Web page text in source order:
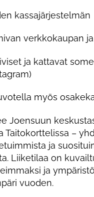
ja
kattavat
myös
Joensuun
Taitokorttelissa –
ja
Liiketilaa on
ja
vuoden.